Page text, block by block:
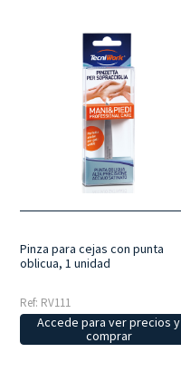
Pinza para cejas con punta
oblicua, 1 unidad
Ref: RV111
Accede para ver precios y
comprar